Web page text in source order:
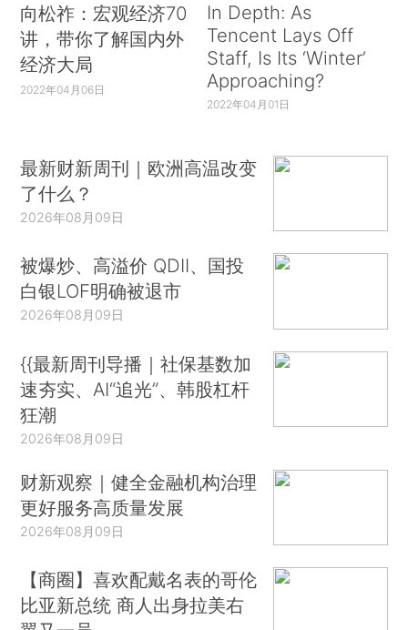
向松祚：宏观经济70
讲，带你了解国内外
经济大局
2022年04月06日
In Depth: As
Tencent Lays Off
Staff, Is Its ‘Winter’
Approaching?
2022年04月01日
最新财新周刊｜欧洲高温改变
了什么？
2026年08月09日
被爆炒、高溢价 QDII、国投
白银LOF明确被退市
2026年08月09日
{{最新周刊导播｜社保基数加
速夯实、AI“追光”、韩股杠杆
狂潮
2026年08月09日
财新观察｜健全金融机构治理
更好服务高质量发展
2026年08月09日
【商圈】喜欢配戴名表的哥伦
比亚新总统 商人出身拉美右